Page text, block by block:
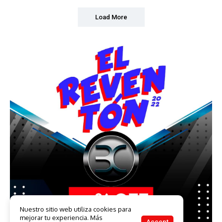
Load More
Nuestro sitio web utiliza cookies para
mejorar tu experiencia. Más